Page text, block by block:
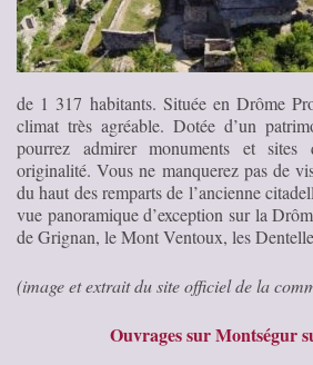
de 1 317 habitants. Située en Drôme
climat très agréable. Dotée d’un
pourrez admirer monuments et
originalité. Vous ne manquerez pas de
du haut des remparts de l’ancienne
vue panoramique d’exception sur la
de Grignan, le Mont Ventoux, les
(image et extrait du site officiel de la
Ouvrages sur Montségur